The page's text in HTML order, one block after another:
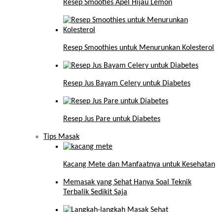
Resep Smooties Apel Hijau Lemon
Resep Smoothies untuk Menurunkan Kolesterol
Resep Jus Bayam Celery untuk Diabetes
Resep Jus Pare untuk Diabetes
Tips Masak
Kacang Mete dan Manfaatnya untuk Kesehatan
Memasak yang Sehat Hanya Soal Teknik
Terbalik Sedikit Saja